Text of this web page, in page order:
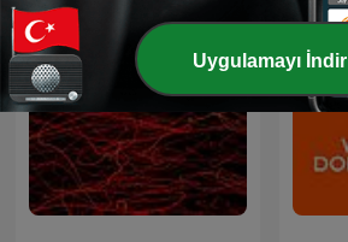
Uygulamayı İndir